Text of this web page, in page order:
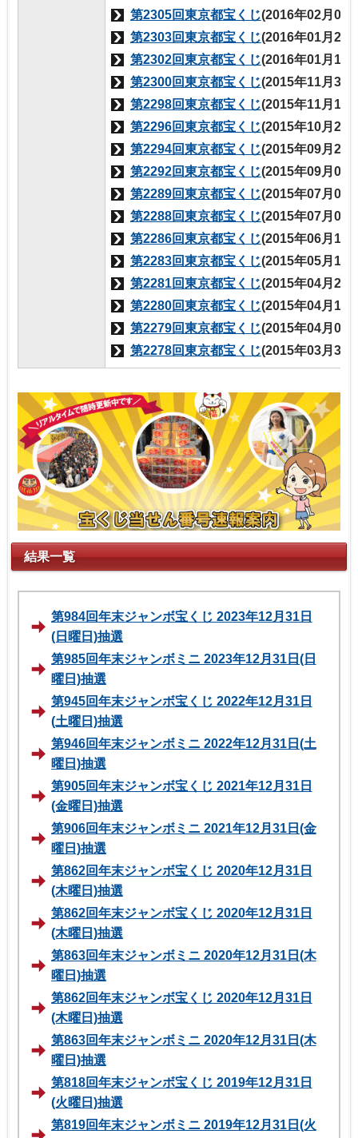
第2305回東京都宝くじ(2016年02月04
第2303回東京都宝くじ(2016年01月28
第2302回東京都宝くじ(2016年01月14
第2300回東京都宝くじ(2015年11月30
第2298回東京都宝くじ(2015年11月12
第2296回東京都宝くじ(2015年10月29
第2294回東京都宝くじ(2015年09月29
第2292回東京都宝くじ(2015年09月03
第2289回東京都宝くじ(2015年07月09
第2288回東京都宝くじ(2015年07月02
第2286回東京都宝くじ(2015年06月18
第2283回東京都宝くじ(2015年05月14
第2281回東京都宝くじ(2015年04月23
第2280回東京都宝くじ(2015年04月16
第2279回東京都宝くじ(2015年04月02
第2278回東京都宝くじ(2015年03月31
結果一覧
第984回年末ジャンボ宝くじ 2023年12月31日
(日曜日)抽選
第985回年末ジャンボミニ 2023年12月31日(日
曜日)抽選
第945回年末ジャンボ宝くじ 2022年12月31日
(土曜日)抽選
第946回年末ジャンボミニ 2022年12月31日(土
曜日)抽選
第905回年末ジャンボ宝くじ 2021年12月31日
(金曜日)抽選
第906回年末ジャンボミニ 2021年12月31日(金
曜日)抽選
第862回年末ジャンボ宝くじ 2020年12月31日
(木曜日)抽選
第862回年末ジャンボ宝くじ 2020年12月31日
(木曜日)抽選
第863回年末ジャンボミニ 2020年12月31日(木
曜日)抽選
第862回年末ジャンボ宝くじ 2020年12月31日
(木曜日)抽選
第863回年末ジャンボミニ 2020年12月31日(木
曜日)抽選
第818回年末ジャンボ宝くじ 2019年12月31日
(火曜日)抽選
第819回年末ジャンボミニ 2019年12月31日(火